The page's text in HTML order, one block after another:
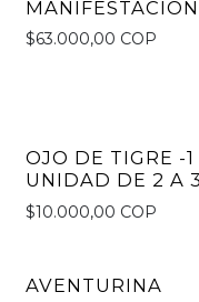
MANIFESTACIÓN
$63.000,00 COP
OJO DE TIGRE -1
UNIDAD DE 2 A
$10.000,00 COP
AVENTURINA